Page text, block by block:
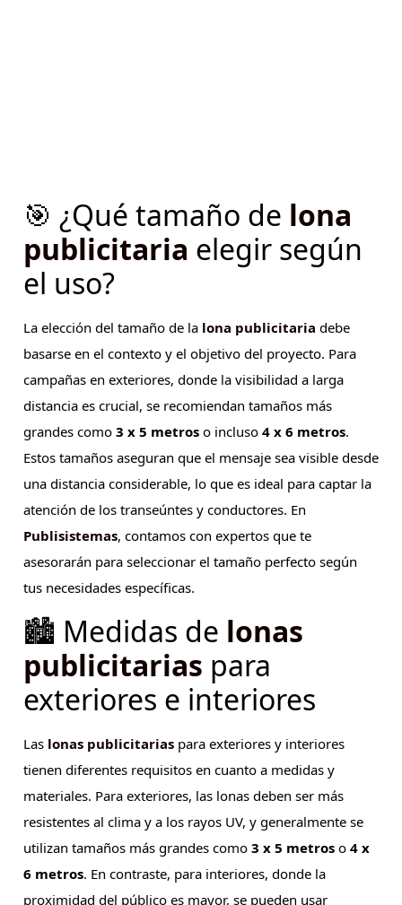
🎯 ¿Qué tamaño de lona
publicitaria elegir según
el uso?
La elección del tamaño de la lona publicitaria debe
basarse en el contexto y el objetivo del proyecto. Para
campañas en exteriores, donde la visibilidad a larga
distancia es crucial, se recomiendan tamaños más
grandes como 3 x 5 metros o incluso 4 x 6 metros.
Estos tamaños aseguran que el mensaje sea visible desde
una distancia considerable, lo que es ideal para captar la
atención de los transeúntes y conductores. En
Publisistemas, contamos con expertos que te
asesorarán para seleccionar el tamaño perfecto según
tus necesidades específicas.
🏙️ Medidas de lonas
publicitarias para
exteriores e interiores
Las lonas publicitarias para exteriores y interiores
tienen diferentes requisitos en cuanto a medidas y
materiales. Para exteriores, las lonas deben ser más
resistentes al clima y a los rayos UV, y generalmente se
utilizan tamaños más grandes como 3 x 5 metros o 4 x
6 metros. En contraste, para interiores, donde la
proximidad del público es mayor, se pueden usar